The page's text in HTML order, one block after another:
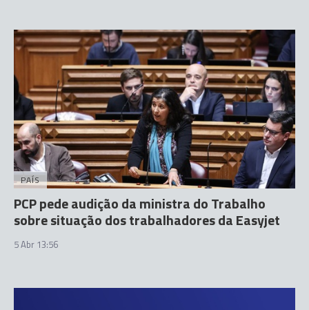
PAÍS
PCP pede audição da ministra do Trabalho
sobre situação dos trabalhadores da Easyjet
5 Abr 13:56